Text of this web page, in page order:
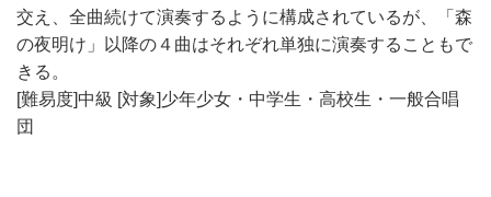
交え、全曲続けて演奏するように構成されているが、「森
の夜明け」以降の４曲はそれぞれ単独に演奏することもで
きる。
[難易度]中級 [対象]少年少女・中学生・高校生・一般合唱
団